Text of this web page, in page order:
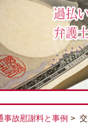
事故慰謝料と事例